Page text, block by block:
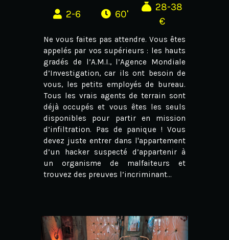
2-6 60'
28-38
€
Ne vous faites pas attendre. Vous êtes
appelés par vos supérieurs : les hauts
gradés de l’A.M.I., l’Agence Mondiale
d’Investigation, car ils ont besoin de
vous, les petits employés de bureau.
Tous les vrais agents de terrain sont
déjà occupés et vous êtes les seuls
disponibles pour partir en mission
d’infiltration. Pas de panique ! Vous
devez juste entrer dans l'appartement
d’un hacker suspecté d’appartenir à
un organisme de malfaiteurs et
trouvez des preuves l’incriminant...